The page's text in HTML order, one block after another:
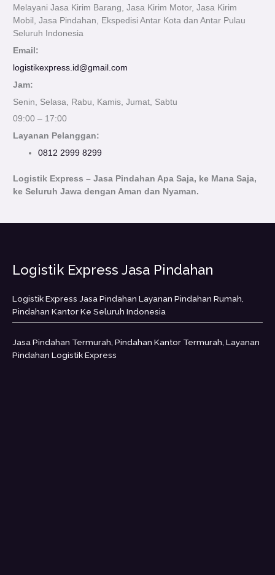
Melayani Jasa Kirim Barang, Jasa Kirim Motor, Jasa Kirim
Mobil, Jasa Pindahan, Ekspedisi Antar Kota dan Antar Pulau
Seluruh Indonesia
Email:
logistikexpress.id@gmail.com
Jam:
Senin, Selasa, Rabu, Kamis, Jumat, Sabtu
09:00 – 17:00
Layanan Pelanggan:
0812 2999 8299
Logistik Express – Jasa Pindahan Apa Saja, ke Mana Saja,
ke Seluruh Jawa dengan Aman dan Nyaman.
Logistik Express Jasa Pindahan
Logistik Express Jasa Pindahan Layanan Pindahan Rumah,
Pindahan Kantor Ke Seluruh Indonesia
Jasa Pindahan Termurah, Pindahan Kantor Termurah, Layanan
Pindahan Logistik Express